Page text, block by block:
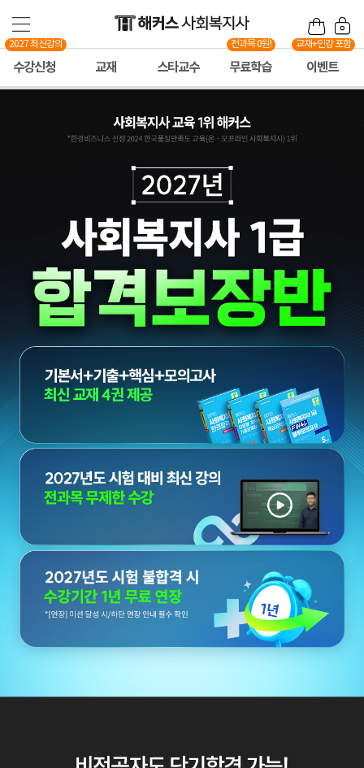
수강신청
2027 최신강의
교재 스타교수 무료학습
전과목 0원!
이벤트
교재+인강 포함